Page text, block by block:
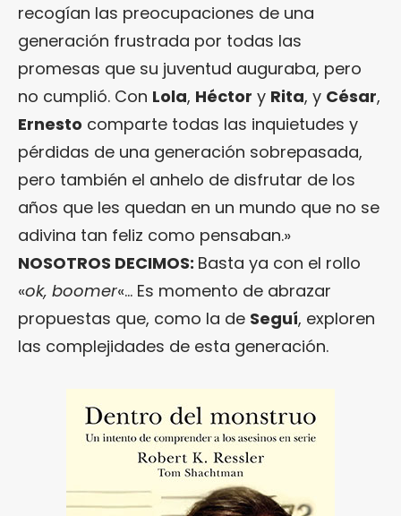
recogían las preocupaciones de una
generación frustrada por todas las
promesas que su juventud auguraba, pero
no cumplió. Con Lola, Héctor y Rita, y César,
Ernesto comparte todas las inquietudes y
pérdidas de una generación sobrepasada,
pero también el anhelo de disfrutar de los
años que les quedan en un mundo que no se
adivina tan feliz como pensaban.»
NOSOTROS DECIMOS: Basta ya con el rollo
«ok, boomer«… Es momento de abrazar
propuestas que, como la de Seguí, exploren
las complejidades de esta generación.